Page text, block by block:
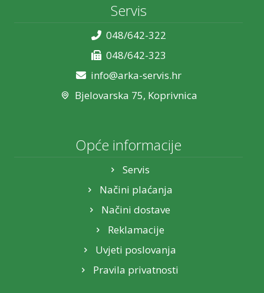
Servis
048/642-322
048/642-323
info@arka-servis.hr
Bjelovarska 75, Koprivnica
Opće informacije
Servis
Načini plaćanja
Načini dostave
Reklamacije
Uvjeti poslovanja
Pravila privatnosti